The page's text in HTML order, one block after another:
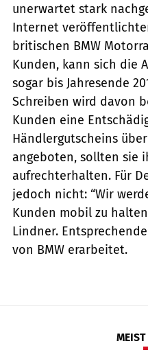
unerwartet stark
Internet
britischen BMW
Kunden, kann sich die
sogar bis Jahresende
Schreiben wird davon
Kunden eine
Händlergutscheins
angeboten, sollten sie
aufrechterhalten. Für
jedoch nicht: “Wir
Kunden mobil zu
Lindner.
von BMW erarbeitet.
MEIST